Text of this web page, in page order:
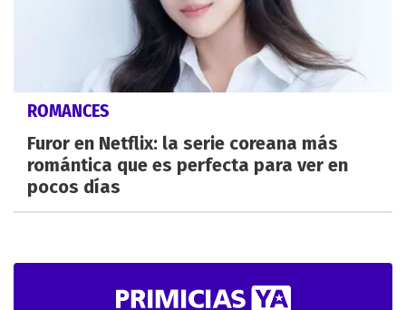
ROMANCES
Furor en Netflix: la serie coreana más
romántica que es perfecta para ver en
pocos días